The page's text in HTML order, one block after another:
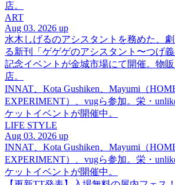
店。
ART
Aug 03. 2026 up
水木しげるのアシスタントを務めた、
る新刊「ゲゲゲのアシスタント〜つげ
記念イベントが金城市場にて開催。物
店。
INNAT、Kota Gushiken、Mayumi（
EXPERIMENT）、vugら参加。栄・
ケットイベントが開催中。
LIFE STYLE
Aug 03. 2026 up
INNAT、Kota Gushiken、Mayumi（
EXPERIMENT）、vugら参加。栄・
ケットイベントが開催中。